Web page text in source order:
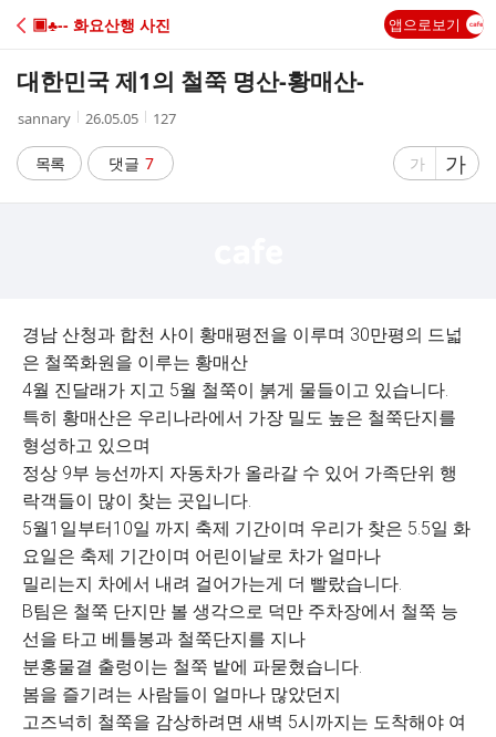
C
A
▣♣-- 화요산행 사진 앱으로보기
대한민국 제1의 철쭉 명산-황매산-
작
자
sannary
작
시
간
26.05.05
조
수
127
목록 댓글 7
글
게
가
글
자
게
가
경남 산청과 합천 사이 황매평전을 이루며 30만평의 드넓
은 철쭉화원을 이루는 황매산
4월 진달래가 지고 5월 철쭉이 붉게 물들이고 있습니다.
특히 황매산은 우리나라에서 가장 밀도 높은 철쭉단지를
형성하고 있으며
정상 9부 능선까지 자동차가 올라갈 수 있어 가족단위 행
락객들이 많이 찾는 곳입니다.
5월1일부터10일 까지 축제 기간이며 우리가 찾은 5.5일 화
요일은 축제 기간이며 어린이날로 차가 얼마나
밀리는지 차에서 내려 걸어가는게 더 빨랐습니다.
B팀은 철쭉 단지만 볼 생각으로 덕만 주차장에서 철쭉 능
선을 타고 베틀봉과 철쭉단지를 지나
분홍물결 출렁이는 철쭉 밭에 파묻혔습니다.
봄을 즐기려는 사람들이 얼마나 많았던지
고즈넉히 철쭉을 감상하려면 새벽 5시까지는 도착해야 여